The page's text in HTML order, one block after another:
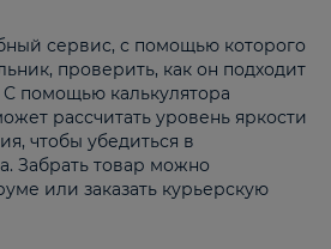
сервис, с помощью которого
проверить, как он подходит
помощью калькулятора
рассчитать уровень яркости
чтобы убедиться в
Забрать товар можно
или заказать курьерскую